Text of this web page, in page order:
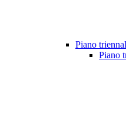
Piano
Piano